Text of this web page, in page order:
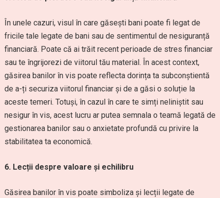
În unele cazuri, visul în care găsești bani poate fi legat de
fricile tale legate de bani sau de sentimentul de nesiguranță
financiară. Poate că ai trăit recent perioade de stres financiar
sau te îngrijorezi de viitorul tău material. În acest context,
găsirea banilor în vis poate reflecta dorința ta subconștientă
de a-ți securiza viitorul financiar și de a găsi o soluție la
aceste temeri. Totuși, în cazul în care te simți neliniștit sau
nesigur în vis, acest lucru ar putea semnala o teamă legată de
gestionarea banilor sau o anxietate profundă cu privire la
stabilitatea ta economică.
6. Lecții despre valoare și echilibru
Găsirea banilor în vis poate simboliza și lecții legate de